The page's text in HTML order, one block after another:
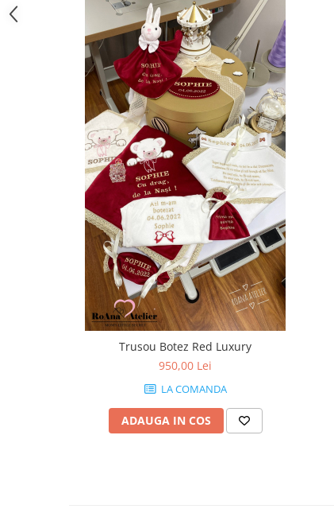
Trusou Botez Red Luxury
950,00 Lei
LA COMANDA
ADAUGA IN COS